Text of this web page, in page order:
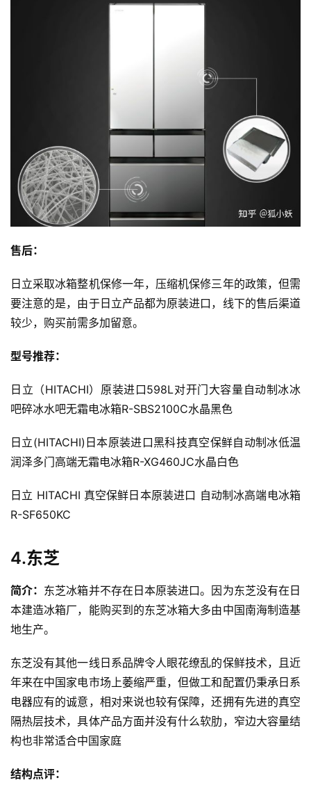
售后：
日立采取冰箱整机保修一年，压缩机保修三年的政策，但需
要注意的是，由于日立产品都为原装进口，线下的售后渠道
较少，购买前需多加留意。
型号推荐：
日立（HITACHI）原装进口598L对开门大容量自动制冰冰
吧碎冰水吧无霜电冰箱R-SBS2100C水晶黑色
日立(HITACHI)日本原装进口黑科技真空保鲜自动制冰低温
润泽多门高端无霜电冰箱R-XG460JC水晶白色
日立 HITACHI 真空保鲜日本原装进口 自动制冰高端电冰箱
R-SF650KC
4.东芝
简介： 东芝冰箱并不存在日本原装进口。因为东芝没有在日
本建造冰箱厂，能购买到的东芝冰箱大多由中国南海制造基
地生产。
东芝没有其他一线日系品牌令人眼花缭乱的保鲜技术，且近
年来在中国家电市场上萎缩严重，但做工和配置仍秉承日系
电器应有的诚意，相对来说也较有保障，还拥有先进的真空
隔热层技术，具体产品方面并没有什么软肋，窄边大容量结
构也非常适合中国家庭
结构点评：